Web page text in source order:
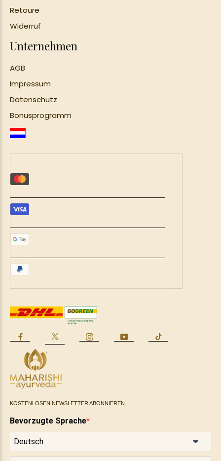
Test
Dosha-Test
Lifestyle
Was Ist Ayurveda
Nahrungsergänzungen
Wohlbefinden für Körper
Ayurvedische
Tagesroutine
Jahreszeiten
Lebensphasen
Retoure
Widerruf
Unternehmen
AGB
Impressum
Datenschutz
Bonusprogramm
KOSTENLOSEN NEWSLETTER ABONNIEREN
Bevorzugte Sprache